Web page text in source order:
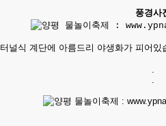
풍경사
터널식 계단에 아름드리 야생화가 피어
.
.